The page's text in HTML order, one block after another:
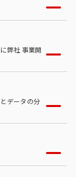
弊社 事業開
データの分